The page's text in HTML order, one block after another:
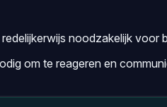
noodzakelijk voor
om te reageren en